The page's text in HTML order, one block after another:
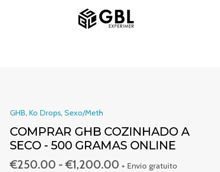
MENU
PRINCIPAL
GHB, Ko Drops, Sexo/Meth
COMPRAR GHB COZINHADO A
SECO - 500 GRAMAS ONLINE
€250.00 - €1,200.00
€250.00
a
€1,200.00
+ Envio gratuito
Acheter
du
GHB
cuit
à